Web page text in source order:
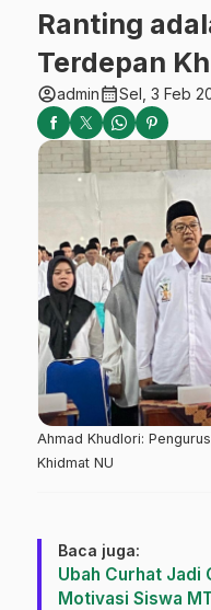
Ranting
Terdepan
account_circleadmincalendar_monthSel, 3 Feb
Ahmad Khudlori:
Khidmat NU
Baca juga:
Ubah Curhat Jadi
Motivasi Siswa